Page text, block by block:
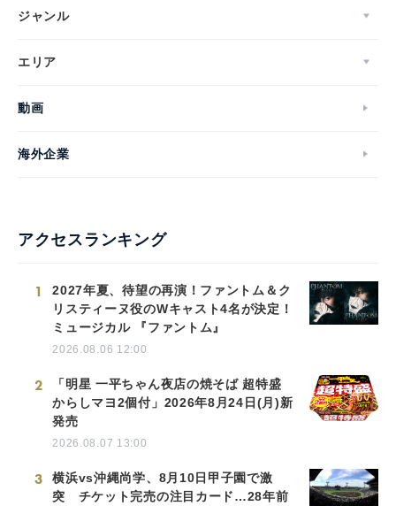
ジャンル
エリア
動画
海外企業
アクセスランキング
1
2027年夏、待望の再演！ファントム＆ク
リスティーヌ役のWキャスト4名が決定！
ミュージカル 『ファントム』
2026.08.06 12:00
2
「明星 一平ちゃん夜店の焼そば 超特盛
からしマヨ2個付」2026年8月24日(月)新
発売
2026.08.07 13:00
3
横浜vs沖縄尚学、8月10日甲子園で激
突 チケット完売の注目カード…28年前